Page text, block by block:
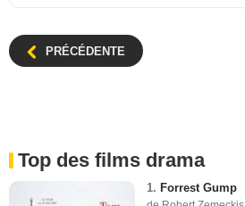
PRÉCÉDENTE
Top des films drama
1. Forrest Gump